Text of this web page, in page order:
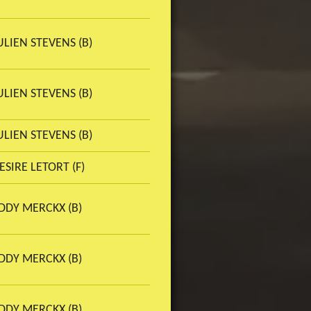
STEVENS (B)
STEVENS (B)
STEVENS (B)
LETORT (F)
MERCKX (B)
MERCKX (B)